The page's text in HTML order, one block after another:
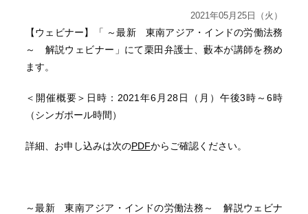
2021年05月25日（火）
【ウェビナー】「 ～最新 東南アジア・インドの労働法務
～ 解説ウェビナー」にて栗田弁護士、藪本が講師を務め
ます。
＜開催概要＞日時：2021年6月28日（月）午後3時～6時
（シンガポール時間）
詳細、お申し込みは次のPDFからご確認ください。
～最新 東南アジア・インドの労働法務～ 解説ウェビナ